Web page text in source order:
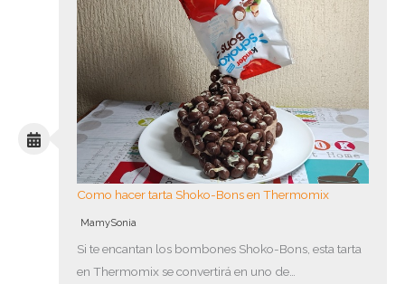
Como hacer tarta Shoko-Bons en Thermomix
MamySonia
Si te encantan los bombones Shoko-Bons, esta tarta
en Thermomix se convertirá en uno de…